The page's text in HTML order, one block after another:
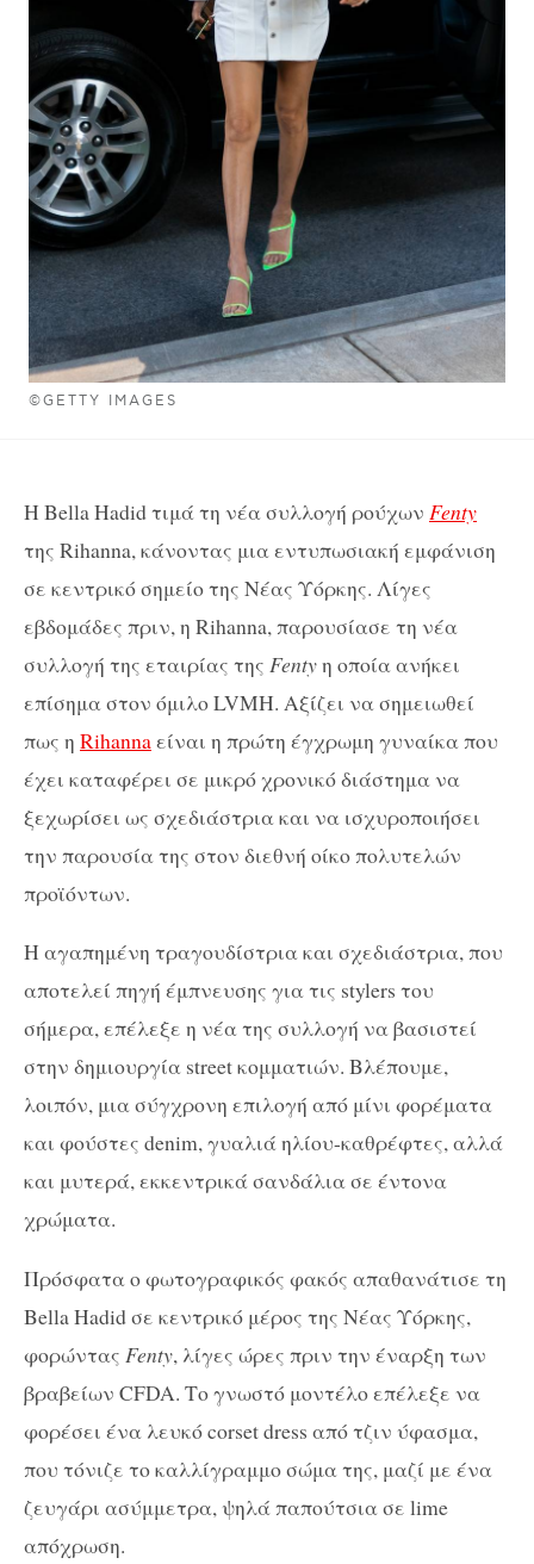
©GETTY IMAGES
Η Bella Hadid τιμά τη νέα συλλογή ρούχων Fenty
της Rihanna, κάνοντας μια εντυπωσιακή εμφάνιση
σε κεντρικό σημείο της Νέας Υόρκης. Λίγες
εβδομάδες πριν, η Rihanna, παρουσίασε τη νέα
συλλογή της εταιρίας της Fentyη οποία ανήκει
επίσημα στον όμιλο LVMH. Αξίζει να σημειωθεί
πως η Rihannaείναι η πρώτη έγχρωμη γυναίκα που
έχει καταφέρει σε μικρό χρονικό διάστημα να
ξεχωρίσει ως σχεδιάστρια και να ισχυροποιήσει
την παρουσία της στον διεθνή οίκο πολυτελών
προϊόντων.
Η αγαπημένη τραγουδίστρια και σχεδιάστρια, που
αποτελεί πηγή έμπνευσης για τις stylers του
σήμερα, επέλεξε η νέα της συλλογή να βασιστεί
στην δημιουργία street κομματιών. Βλέπουμε,
λοιπόν, μια σύγχρονη επιλογή από μίνι φορέματα
και φούστες denim, γυαλιά ηλίου-καθρέφτες, αλλά
και μυτερά, εκκεντρικά σανδάλια σε έντονα
χρώματα.
Πρόσφατα ο φωτογραφικός φακός απαθανάτισε τη
Bella Hadid σε κεντρικό μέρος της Νέας Υόρκης,
φορώντας Fenty, λίγες ώρες πριν την έναρξη των
βραβείων CFDA. Το γνωστό μοντέλο επέλεξε να
φορέσει ένα λευκό corset dress από τζιν ύφασμα,
που τόνιζε το καλλίγραμμο σώμα της, μαζί με ένα
ζευγάρι ασύμμετρα, ψηλά παπούτσια σε lime
απόχρωση.